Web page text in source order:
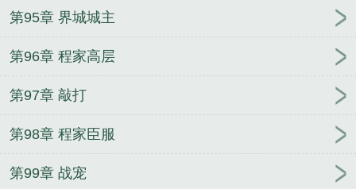
第95章 界城城主
第96章 程家高层
第97章 敲打
第98章 程家臣服
第99章 战宠